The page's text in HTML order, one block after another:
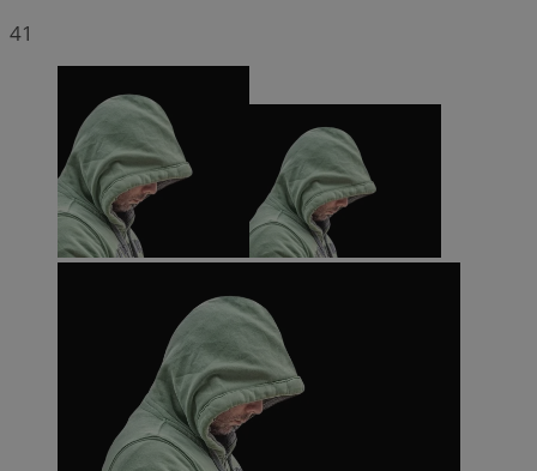
41